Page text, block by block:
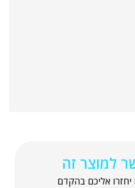
למוצר זה
יחזרו אליכם בהקדם